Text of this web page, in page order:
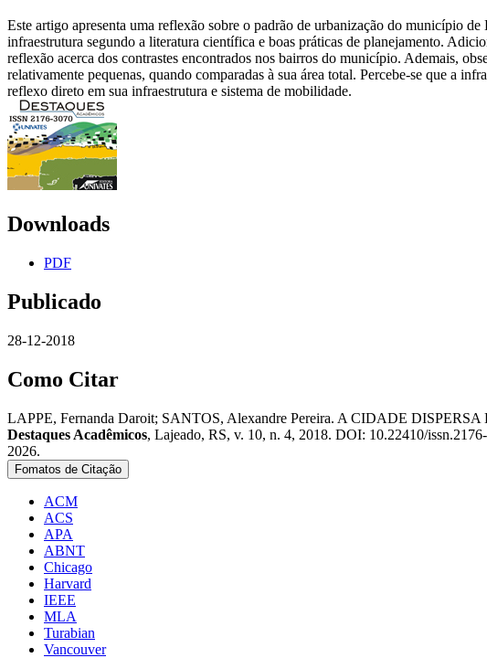
Este artigo apresenta uma reflexão sobre o padrão de urbanização do município
infraestrutura segundo a literatura científica e boas práticas de planejamento.
reflexão acerca dos contrastes encontrados nos bairros do município. Ademais,
relativamente pequenas, quando comparadas à sua área total. Percebe-se que a
reflexo direto em sua infraestrutura e sistema de mobilidade.
Downloads
PDF
Publicado
28-12-2018
Como Citar
LAPPE, Fernanda Daroit; SANTOS, Alexandre Pereira. A CIDADE
Destaques Acadêmicos, Lajeado, RS, v. 10, n. 4, 2018. DOI: 10.22410/
2026.
Fomatos de Citação
ACM
ACS
APA
ABNT
Chicago
Harvard
IEEE
MLA
Turabian
Vancouver